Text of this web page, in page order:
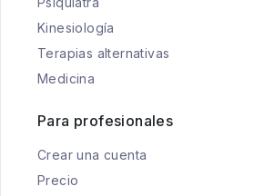
Kinesiología
Terapias alternativas
Medicina
Para profesionales
Crear una cuenta
Precio